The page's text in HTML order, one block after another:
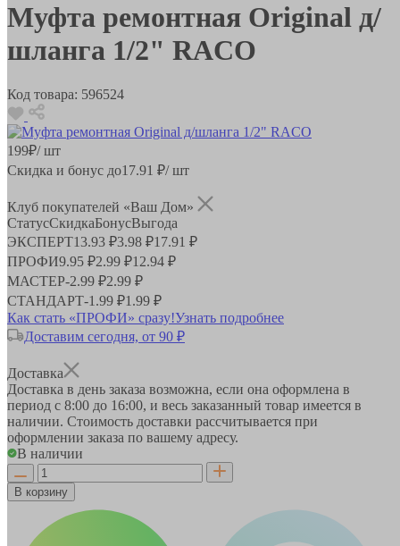
Муфта ремонтная Original д/
шланга 1/2" RACO
Код товара: 596524
199₽/ шт
Скидка и бонус до17.91 ₽/ шт
Клуб покупателей «Ваш Дом»
СтатусСкидкаБонусВыгода
ЭКСПЕРТ13.93 ₽3.98 ₽17.91 ₽
ПРОФИ9.95 ₽2.99 ₽12.94 ₽
МАСТЕР-2.99 ₽2.99 ₽
СТАНДАРТ-1.99 ₽1.99 ₽
Как стать «ПРОФИ» сразу!Узнать подробнее
Доставим сегодня, от 90 ₽
Доставка
Доставка в день заказа возможна, если она оформлена в
период с 8:00 до 16:00, и весь заказанный товар имеется в
наличии. Стоимость доставки рассчитывается при
оформлении заказа по вашему адресу.
В наличии
В корзину